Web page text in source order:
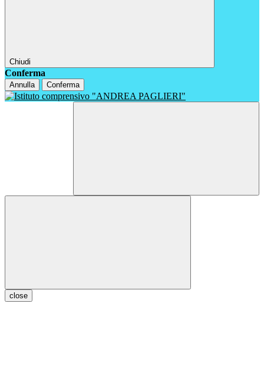
Chiudi
Conferma
Annulla Conferma
close